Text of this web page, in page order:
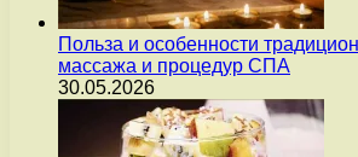
Польза и особенности
массажа и процедур СПА
30.05.2026